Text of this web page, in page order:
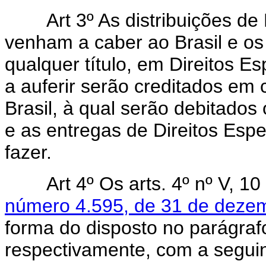
Art 3º As distribuições de
venham a caber ao Brasil e
qualquer título, em Direitos
a auferir serão creditados em
Brasil, à qual serão
e as entregas de Direitos
fazer.
Art 4º Os arts. 4º nº V,
número 4.595, de 31 de
forma do disposto no
respectivamente, com a